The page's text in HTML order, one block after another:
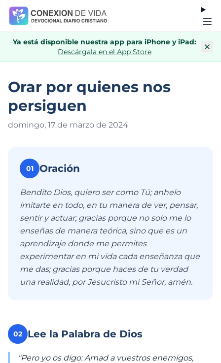
Ya está disponible nuestra app para iPhone y iPad:
Descárgala en el App Store
Orar por quienes nos
persiguen
domingo, 17 de marzo de 2024
01 Oración
Bendito Dios, quiero ser como Tú; anhelo
imitarte en todo, en tu manera de ver, pensar,
sentir y actuar; gracias porque no solo me lo
enseñas de manera teórica, sino que es un
aprendizaje donde me permites
experimentar en mi vida cada enseñanza que
me das; gracias porque haces de tu verdad
una realidad, por Jesucristo mi Señor, amén.
02 Lee la Palabra de Dios
“Pero yo os digo: Amad a vuestros enemigos,